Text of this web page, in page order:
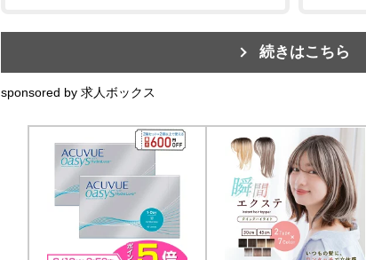
続きはこちら
sponsored by 求人ボックス